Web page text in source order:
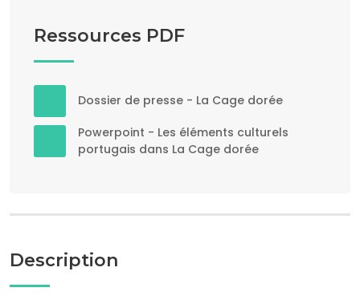
Ressources PDF
Dossier de presse - La Cage dorée
Powerpoint - Les éléments culturels
portugais dans La Cage dorée
Description